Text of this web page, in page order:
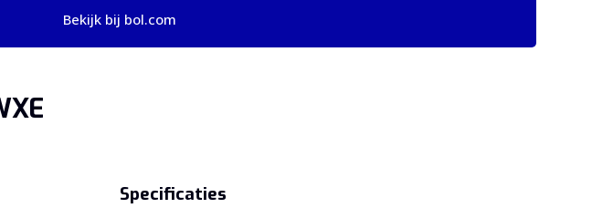
Bekijk bij bol.com
Specificaties